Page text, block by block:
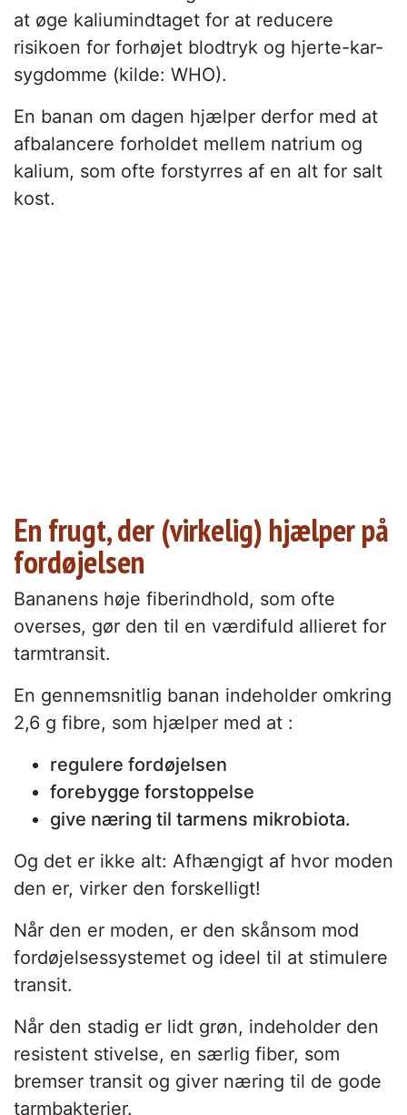
at øge kaliumindtaget for at reducere
risikoen for forhøjet blodtryk og hjerte-kar-
sygdomme (kilde: WHO).
En banan om dagen hjælper derfor med at
afbalancere forholdet mellem natrium og
kalium, som ofte forstyrres af en alt for salt
kost.
En frugt, der (virkelig) hjælper på
fordøjelsen
Bananens høje fiberindhold, som ofte
overses, gør den til en værdifuld allieret for
tarmtransit.
En gennemsnitlig banan indeholder omkring
2,6 g fibre, som hjælper med at :
regulere fordøjelsen
forebygge forstoppelse
give næring til tarmens mikrobiota.
Og det er ikke alt: Afhængigt af hvor moden
den er, virker den forskelligt!
Når den er moden, er den skånsom mod
fordøjelsessystemet og ideel til at stimulere
transit.
Når den stadig er lidt grøn, indeholder den
resistent stivelse, en særlig fiber, som
bremser transit og giver næring til de gode
tarmbakterier.